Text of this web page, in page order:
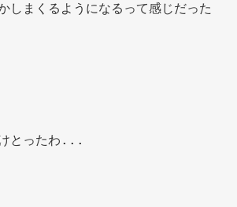
しまくるようになるって感じだった
けとったわ...